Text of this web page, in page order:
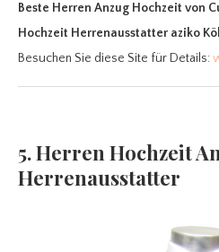
Beste Herren Anzug Hochzeit von
Hochzeit Herrenausstatter aziko
Besuchen Sie diese Site für Details:
5. Herren Hochzeit
Herrenausstatter